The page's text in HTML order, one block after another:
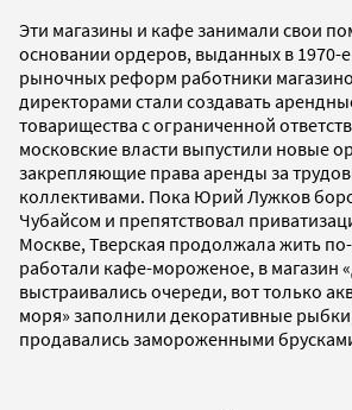
Эти магазины и кафе занимали свои
основании ордеров, выданных в 1970-
рыночных реформ работники
директорами стали создавать
товарищества с ограниченной
московские власти выпустили новые
закрепляющие права аренды за
коллективами. Пока Юрий Лужков
Чубайсом и препятствовал
Москве, Тверская продолжала жить
работали кафе-мороженое, в магазин
выстраивались очереди, вот только
моря» заполнили декоративные
продавались замороженными